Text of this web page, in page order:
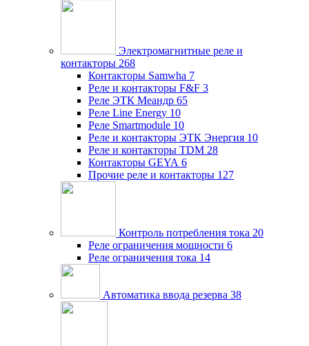
Электромагнитные реле и
контакторы 268
Контакторы Samwha 7
Реле и контакторы F&F 3
Реле ЭТК Меандр 65
Реле Line Energy 10
Реле Smartmodule 10
Реле и контакторы ЭТК Энергия 10
Реле и контакторы TDM 28
Контакторы GEYA 6
Прочие реле и контакторы 127
Контроль потребления тока 20
Реле ограничения мощности 6
Реле ограничения тока 14
Автоматика ввода резерва 38